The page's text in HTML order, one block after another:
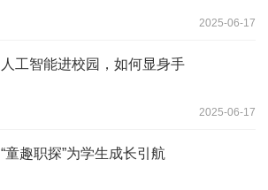
2025-06-17
人工智能进校园，如何显身手
2025-06-17
“童趣职探”为学生成长引航